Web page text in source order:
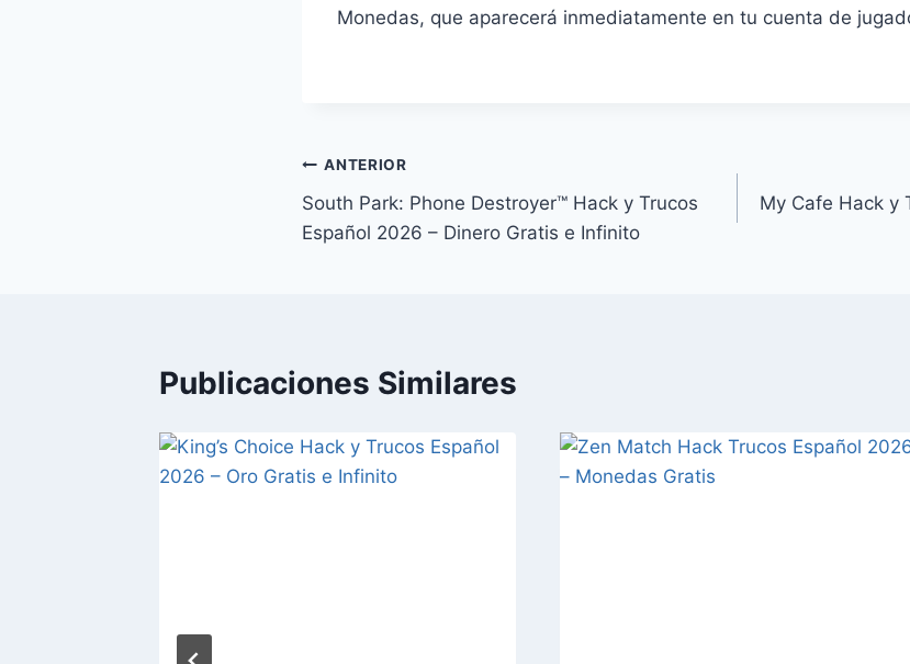
Monedas, que aparecerá inmediatamente en tu cuenta de
Navegación
de
ANTERIOR
South Park: Phone Destroyer™ Hack y Trucos
Español 2026 – Dinero Gratis e Infinito
My Cafe Hack y
Publicaciones Similares